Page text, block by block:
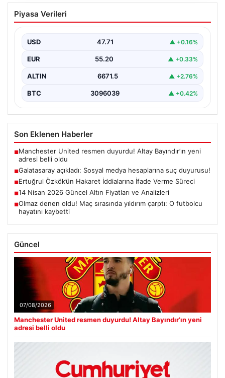
Galatasaray açıkladı: Sosyal medya
hesaplarına suç duyurusu!
Hukuki Adım Attı”, “content”: “ Galatasaray Spor…
Piyasa Verileri
USD 47.71 ▲ +0.16%
EUR 55.20 ▲ +0.33%
ALTIN 6671.5 ▲ +2.76%
BTC 3096039 ▲ +0.42%
Son Eklenen Haberler
■Manchester United resmen duyurdu! Altay Bayındır’ın yeni
adresi belli oldu
■Galatasaray açıkladı: Sosyal medya hesaplarına suç duyurusu!
■Ertuğrul Özkök’ün Hakaret İddialarına İfade Verme Süreci
■14 Nisan 2026 Güncel Altın Fiyatları ve Analizleri
■Olmaz denen oldu! Maç sırasında yıldırım çarptı: O futbolcu
hayatını kaybetti
Güncel
07/08/2026
Manchester United resmen duyurdu! Altay Bayındır’ın yeni
adresi belli oldu